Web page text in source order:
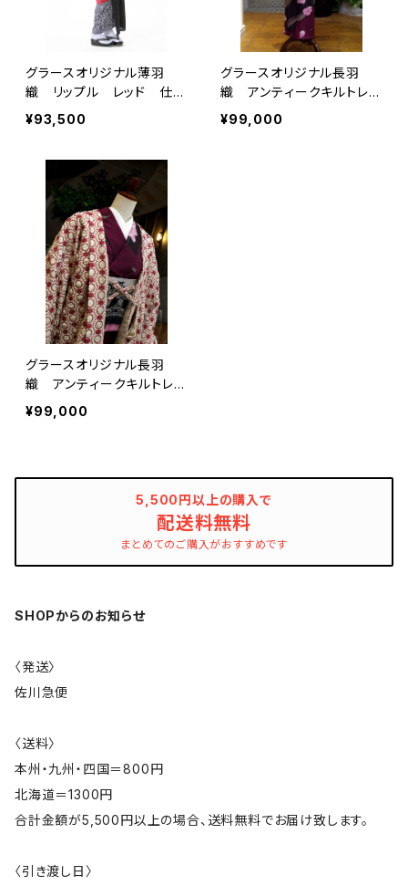
グラースオリジナル薄羽
織 リップル レッド 仕立
て上がり 麻58％綿42％
5営業日以内発送
¥93,500
グラースオリジナル長羽
織 アンティークキルトレー
ス グレー
¥99,000
グラースオリジナル長羽
織 アンティークキルトレー
ス ベージュ
¥99,000
5,500円以上の購入で
配送料無料
まとめてのご購入がおすすめです
SHOPからのお知らせ
〈発送〉
佐川急便
〈送料〉
本州・九州・四国＝800円
北海道＝1300円
合計金額が5,500円以上の場合、送料無料でお届け致します。
〈引き渡し日〉